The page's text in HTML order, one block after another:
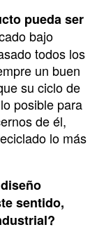
pueda ser
bajo
todos los
un buen
su ciclo de
posible para
de él,
lo más
sentido,